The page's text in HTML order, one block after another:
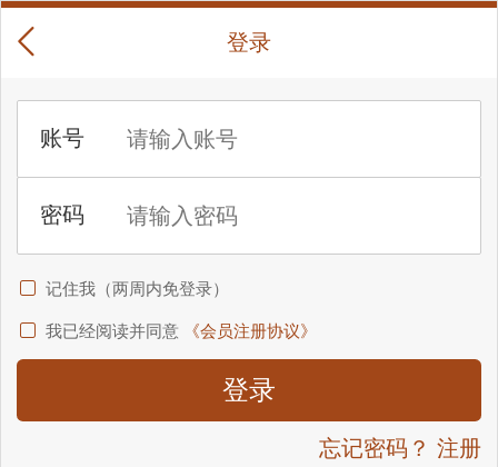
登录
记住我（两周内免登录）
我已经阅读并同意 《会员注册协议》
忘记密码？ 注册